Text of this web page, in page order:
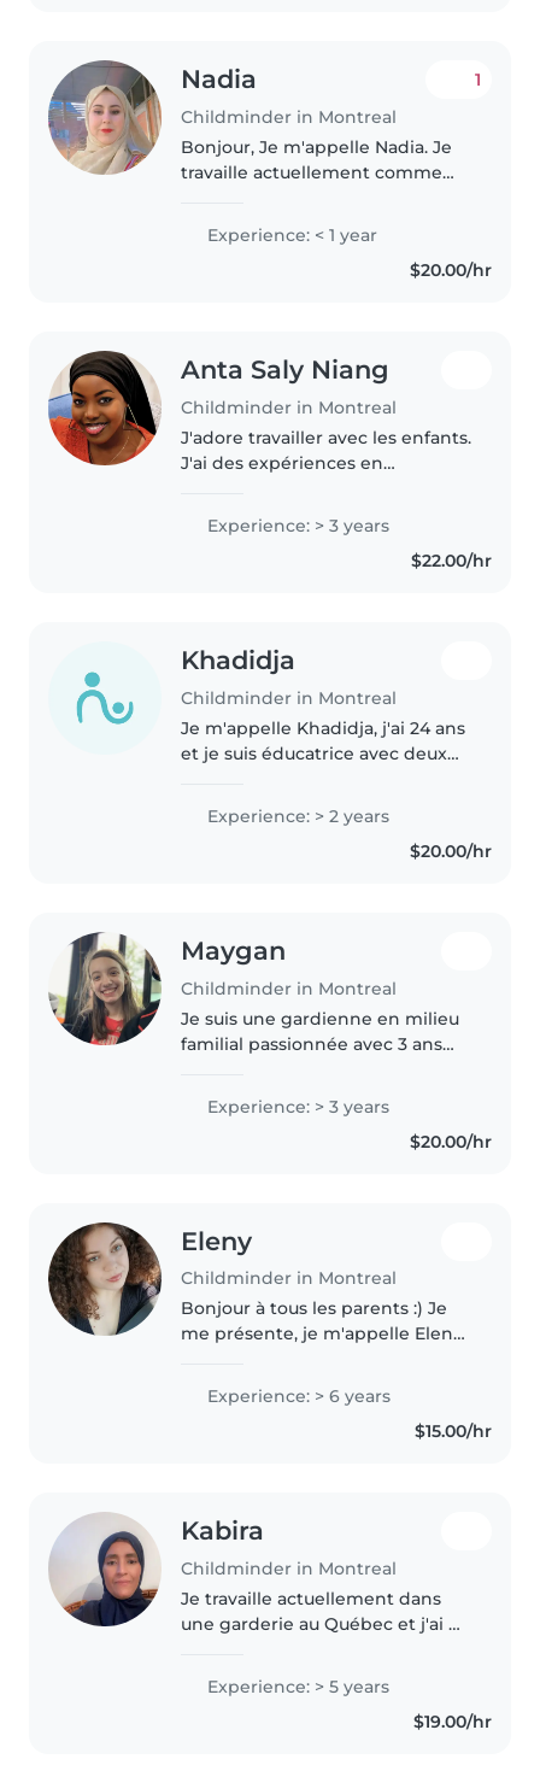
Nadia
Childminder in Montreal
1
Bonjour, Je m'appelle Nadia. Je
travaille actuellement comme
auprès de jeunes enfants. J'ai de
l'expérience avec les enfants de
Experience: < 1 year
$20.00/hr
Anta Saly Niang
Childminder in Montreal
J'adore travailler avec les enfants.
J'ai des expériences en
auprès de bébés et de tout-
petits. J'ai également de
l'expérience avec des enfants
Experience: > 3 years
$22.00/hr
Khadidja
Childminder in Montreal
Je m'appelle Khadidja, j'ai 24 ans
et je suis éducatrice avec deux
enfants. Je suis une personne
calme, responsable et très
douce, qui accorde beaucoup..
Experience: > 2 years
$20.00/hr
Maygan
Childminder in Montreal
Je suis une gardienne en milieu
familial passionnée avec 3 ans
adolescents. Je parle
couramment français et anglais...
Experience: > 3 years
$20.00/hr
Eleny
Childminder in Montreal
Bonjour à tous les parents :) Je
me présente, je m'appelle Eleny
soins infirmier et je détiens mon
certificat de RCR. Je me propose
Experience: > 6 years
$15.00/hr
Kabira
Childminder in Montreal
Je travaille actuellement dans
une garderie au Québec et j'ai de
suis une personne responsable,
patiente et attentionnée.
Disponible les fins de semaine
Experience: > 5 years
$19.00/hr